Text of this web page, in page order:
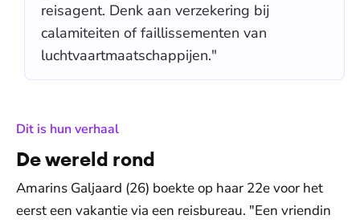
reisagent. Denk aan verzekering bij
calamiteiten of faillissementen van
luchtvaartmaatschappijen."
Dit is hun verhaal:
De wereld rond
Amarins Galjaard (26) boekte op haar 22e voor het
eerst een vakantie via een reisbureau. "Een vriendin